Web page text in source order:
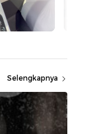
Selengkapnya